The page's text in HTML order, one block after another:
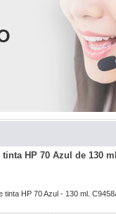
HP 70 Azul de 130
tinta HP 70 Azul - 130 ml.